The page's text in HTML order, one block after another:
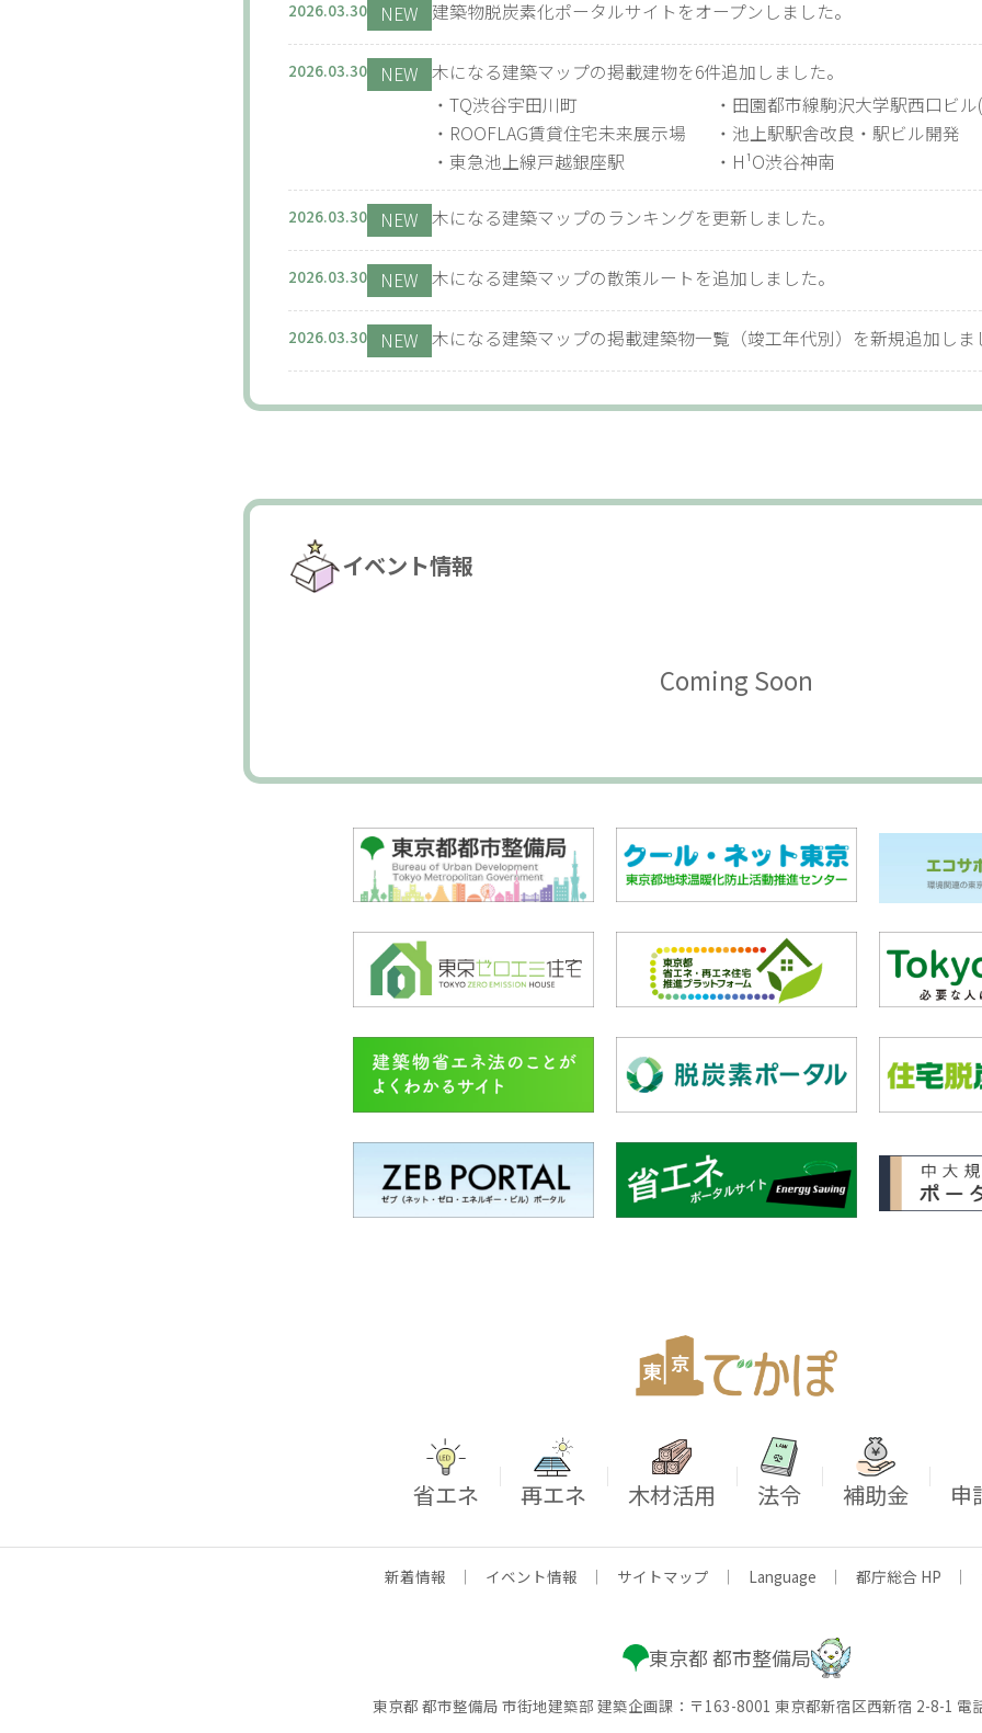
2026.03.30 NEW 建築物脱炭素化ポータルサイトをオープンしました。
2026.03.30 NEW 木になる建築マップの掲載建物を6件追加しました。
・TQ渋谷宇田川町
・田園都市線駒沢大学駅西口ビル
・ROOFLAG賃貸住宅未来展示場
・池上駅駅舎改良・駅ビル開発
・東急池上線戸越銀座駅
・H¹O渋谷神南
2026.03.30 NEW 木になる建築マップのランキングを更新しました。
2026.03.30 NEW 木になる建築マップの散策ルートを追加しました。
2026.03.30 NEW 木になる建築マップの掲載建築物一覧（竣工年代別）を新規追加しま
イベント情報
Coming Soon
省エネ
｜
再エネ
｜
木材活用
｜
法令
｜
補助金
｜
申
新着情報 ｜ イベント情報 ｜ サイトマップ ｜ Language ｜ 都庁総合 HP ｜
東京都 都市整備局
東京都 都市整備局 市街地建築部 建築企画課：〒163-8001 東京都新宿区西新宿 2-8-1 電